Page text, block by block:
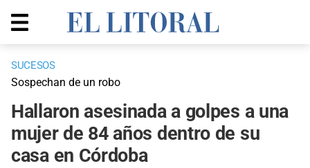
SUCESOS
Sospechan de un robo
Hallaron asesinada a golpes a una
mujer de 84 años dentro de su
casa en Córdoba